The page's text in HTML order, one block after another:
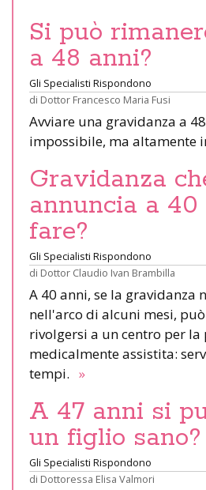
Si può
a 48 anni?
Gli Specialisti Rispondono
di Dottor Francesco Maria Fusi
Avviare una gravidanza a
impossibile, ma altamente
Gravidanza
annuncia a 40
fare?
Gli Specialisti Rispondono
di Dottor Claudio Ivan Brambilla
A 40 anni, se la gravidanza
nell'arco di alcuni mesi,
rivolgersi a un centro per la
medicalmente assistita:
tempi. »
A 47 anni si
un figlio sano?
Gli Specialisti Rispondono
di Dottoressa Elisa Valmori